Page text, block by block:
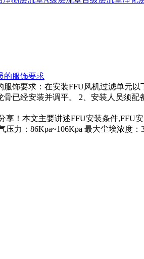
的服饰要求
饰要求：在安装FFU风机过滤单元
已经安装并调平。 2、安装人员须
！本文主要讲述FFU安装条件
力：86Kpa~106Kpa 最大尘埃浓度：